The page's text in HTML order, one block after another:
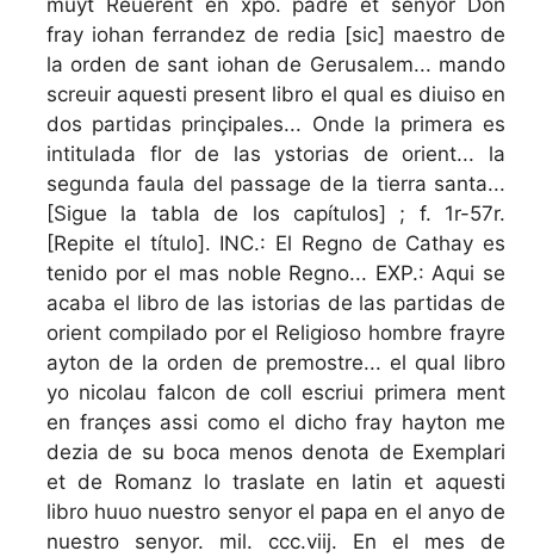
fray iohan ferrandez de redia [sic] maestro de
la orden de sant iohan de Gerusalem... mando
screuir aquesti present libro el qual es diuiso en
dos partidas prinçipales... Onde la primera es
intitulada flor de las ystorias de orient... la
segunda faula del passage de la tierra santa...
[Sigue la tabla de los capítulos] ; f. 1r-57r.
[Repite el título]. INC.: El Regno de Cathay es
tenido por el mas noble Regno... EXP.: Aqui se
acaba el libro de las istorias de las partidas de
orient compilado por el Religioso hombre frayre
ayton de la orden de premostre... el qual libro
yo nicolau falcon de coll escriui primera ment
en françes assi como el dicho fray hayton me
dezia de su boca menos denota de Exemplari
et de Romanz lo traslate en latin et aquesti
libro huuo nuestro senyor el papa en el anyo de
nuestro senyor. mil. ccc.viij. En el mes de